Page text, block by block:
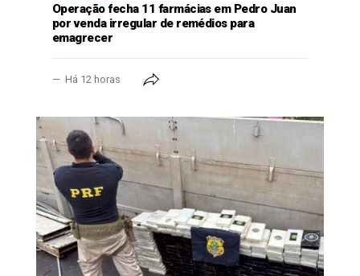
Operação fecha 11 farmácias em Pedro Juan
por venda irregular de remédios para
emagrecer
Há 12 horas